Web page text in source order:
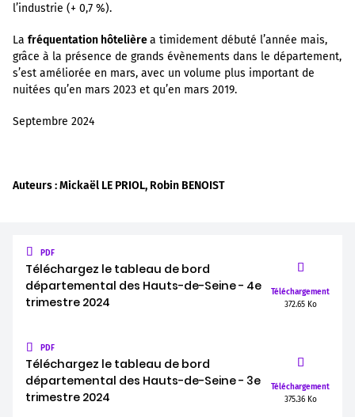
l’industrie (+ 0,7 %).
La fréquentation hôtelièrea timidement débuté l’année mais,
grâce à la présence de grands évènements dans le département,
s’est améliorée en mars, avec un volume plus important de
nuitées qu’en mars 2023 et qu’en mars 2019.
Septembre 2024
Auteurs : Mickaël LE PRIOL, Robin BENOIST
PDF
Téléchargez le tableau de bord
départemental des Hauts-de-Seine - 4e
trimestre 2024
Téléchargement
372.65 Ko
PDF
Téléchargez le tableau de bord
départemental des Hauts-de-Seine - 3e
trimestre 2024
Téléchargement
375.36 Ko